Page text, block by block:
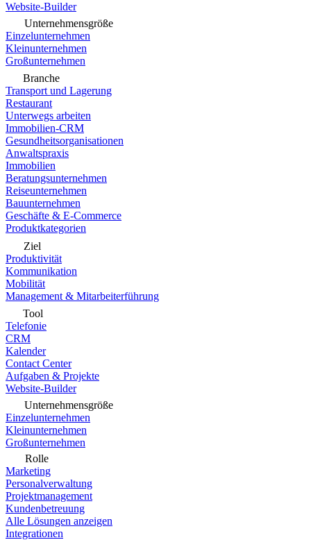
Website-Builder
Unternehmensgröße
Einzelunternehmen
Kleinunternehmen
Großunternehmen
Branche
Transport und Lagerung
Restaurant
Unterwegs arbeiten
Immobilien-CRM
Gesundheitsorganisationen
Anwaltspraxis
Immobilien
Beratungsunternehmen
Reiseunternehmen
Bauunternehmen
Geschäfte & E-Commerce
Produktkategorien
Ziel
Produktivität
Kommunikation
Mobilität
Management & Mitarbeiterführung
Tool
Telefonie
CRM
Kalender
Contact Center
Aufgaben & Projekte
Website-Builder
Unternehmensgröße
Einzelunternehmen
Kleinunternehmen
Großunternehmen
Rolle
Marketing
Personalverwaltung
Projektmanagement
Kundenbetreuung
Alle Lösungen anzeigen
Integrationen